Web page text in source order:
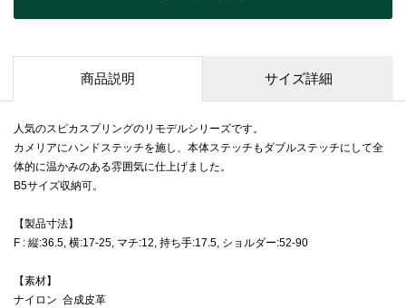
商品説明 サイズ詳細
人気のスピカスプリングのリモデルシリーズです。
カメリアにハンドステッチを施し、本体ステッチもダブルステッチにして全
体的に温かみのある雰囲気に仕上げました。
B5サイズ収納可。
【製品寸法】
F : 縦:36.5, 横:17-25, マチ:12, 持ち手:17.5, ショルダー:52-90
【素材】
ナイロン 合成皮革